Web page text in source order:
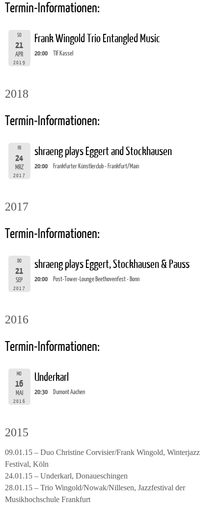
Termin-Informationen:
SO
21
APR
2019
Frank Wingold Trio Entangled Music
20:00 TIF Kassel
2018
Termin-Informationen:
FR
24
MRZ
2017
shraeng plays Eggert and Stockhausen
20:00 Frankfurter Künstlerclub - Frankfurt/Main
2017
Termin-Informationen:
DO
21
SEP
2017
shraeng plays Eggert, Stockhausen & Pauss
20:00 Post-Tower-Lounge Beethovenfest - Bonn
2016
Termin-Informationen:
MO
16
MAI
2016
Underkarl
20:30 Dumont Aachen
2015
09.01.15 – Duo Christine Corvisier/Frank Wingold, Winterjazz
Festival, Köln
24.01.15 – Underkarl, Donaueschingen
28.01.15 – Trio Wingold/Nowak/Nillesen, Jazzfestival der
Musikhochschule Frankfurt